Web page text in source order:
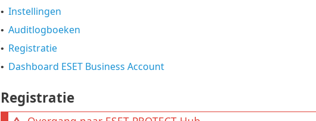
• Instellingen
• Auditlogboeken
• Registratie
• Dashboard ESET Business Account
Registratie